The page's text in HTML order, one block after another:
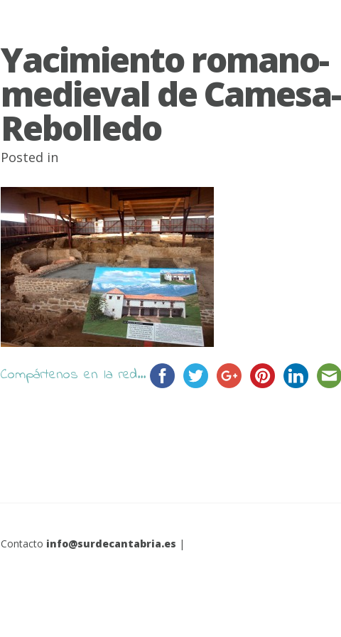
Yacimiento romano-
medieval de Camesa-
Rebolledo
Posted in
Compártenos en la red...
Contacto info@surdecantabria.es |